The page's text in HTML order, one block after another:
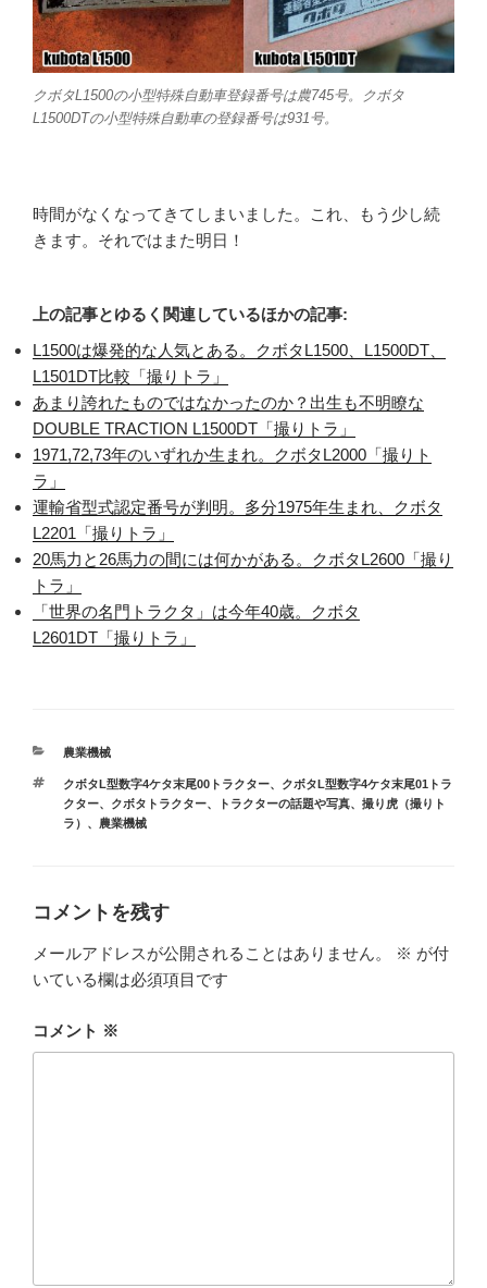
クボタL1500の小型特殊自動車登録番号は農745号。クボタ
L1500DTの小型特殊自動車の登録番号は931号。
時間がなくなってきてしまいました。これ、もう少し続
きます。それではまた明日！
上の記事とゆるく関連しているほかの記事:
L1500は爆発的な人気とある。クボタL1500、L1500DT、
L1501DT比較「撮りトラ」
あまり誇れたものではなかったのか？出生も不明瞭な
DOUBLE TRACTION L1500DT「撮りトラ」
1971,72,73年のいずれか生まれ。クボタL2000「撮りト
ラ」
運輸省型式認定番号が判明。多分1975年生まれ、クボタ
L2201「撮りトラ」
20馬力と26馬力の間には何かがある。クボタL2600「撮り
トラ」
「世界の名門トラクタ」は今年40歳。クボタ
L2601DT「撮りトラ」
カ
ゴ
リ
ー
農業機械
タ
グ
クボタL型数字4ケタ末尾00トラクター、
クボタL型数字4ケタ末尾01トラ
クター、 クボタトラクター、 トラクターの話題や写真、 撮り虎（撮りト
ラ） 、 農業機械
コメントを残す
メールアドレスが公開されることはありません。 ※ が付
いている欄は必須項目です
コメント ※